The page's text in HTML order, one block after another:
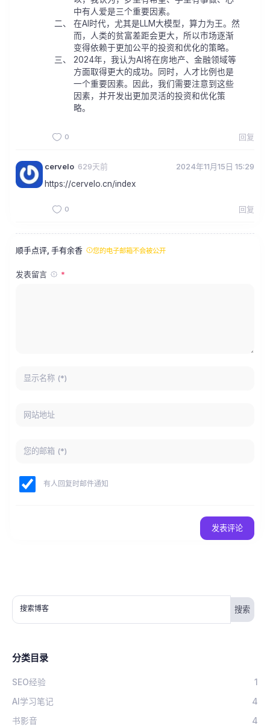
中有人爱是三个重要因素。
在AI时代，尤其是LLM大模型，算力为王。然
而，人类的贫富差距会更大，所以市场逐渐
变得依赖于更加公平的投资和优化的策略。
2024年，我认为AI将在房地产、金融领域等
方面取得更大的成功。同时，人才比例也是
一个重要因素。因此，我们需要注意到这些
因素，并开发出更加灵活的投资和优化策
略。
0 回复
cervelo 629天前 2024年11月15日 15:29
https://cervelo.cn/index
0 回复
顺手点评, 手有余香 您的电子邮箱不会被公开
发表留言
有人回复时邮件通知
发表评论
搜索博客
分类目录
SEO经验
1
AI学习笔记
4
书影音
4